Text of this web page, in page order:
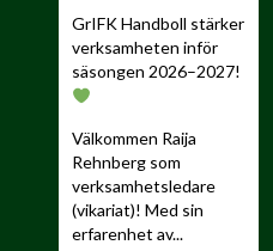
GrIFK Handboll stärker
verksamheten inför
säsongen 2026–2027!
Välkommen Raija
Rehnberg som
verksamhetsledare
(vikariat)! Med sin
erfarenhet av...